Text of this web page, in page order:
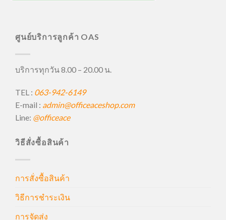
ศูนย์บริการลูกค้า OAS
บริการทุกวัน 8.00 – 20.00 น.
TEL : 063-942-6149
E-mail : admin@officeaceshop.com
Line: @officeace
วิธีสั่งซื้อสินค้า
การสั่งซื้อสินค้า
วิธีการชำระเงิน
การจัดส่ง